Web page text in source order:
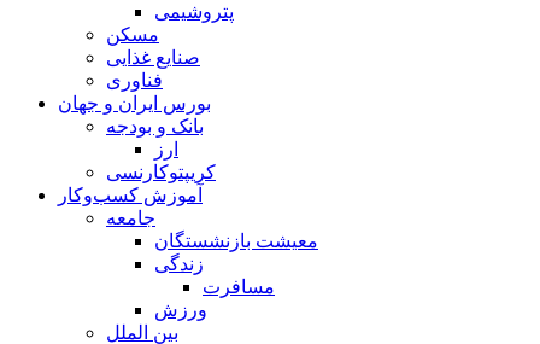
پتروشیمی
مسکن
صنایع غذایی
فناوری
بورس ایران و جهان
بانک و بودجه
ارز
کریپتوکارنسی
آموزش کسب‌وکار
جامعه
معیشت بازنشستگان
زندگی
مسافرت
ورزش
بین الملل